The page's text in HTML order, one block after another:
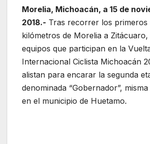
Morelia, Michoacán, a 15 de
2018.- Tras recorrer los primeros
kilómetros de Morelia a
equipos que participan en la
Internacional Ciclista Michoacán
alistan para encarar la segunda
denominada “Gobernador”,
en el municipio de Huetamo.